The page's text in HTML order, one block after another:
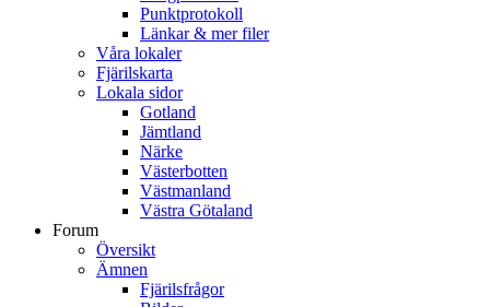
Punktprotokoll
Länkar & mer filer
Våra lokaler
Fjärilskarta
Lokala sidor
Gotland
Jämtland
Närke
Västerbotten
Västmanland
Västra Götaland
Forum
Översikt
Ämnen
Fjärilsfrågor